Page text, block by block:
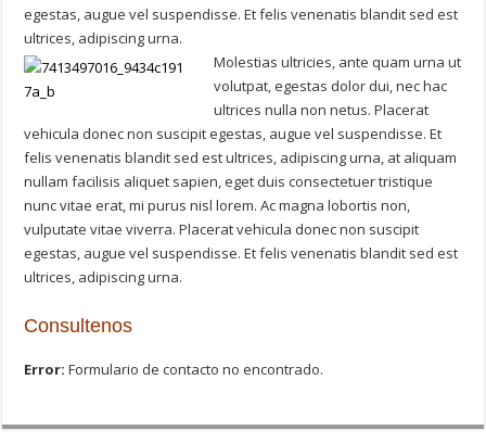
egestas, augue vel suspendisse. Et felis venenatis blandit sed est
ultrices, adipiscing urna.
Molestias ultricies, ante quam urna ut
volutpat, egestas dolor dui, nec hac
ultrices nulla non netus. Placerat
vehicula donec non suscipit egestas, augue vel suspendisse. Et
felis venenatis blandit sed est ultrices, adipiscing urna, at aliquam
nullam facilisis aliquet sapien, eget duis consectetuer tristique
nunc vitae erat, mi purus nisl lorem. Ac magna lobortis non,
vulputate vitae viverra. Placerat vehicula donec non suscipit
egestas, augue vel suspendisse. Et felis venenatis blandit sed est
ultrices, adipiscing urna.
Consultenos
Error: Formulario de contacto no encontrado.